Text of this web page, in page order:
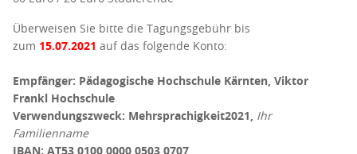
Überweisen Sie bitte die Tagungsgebühr bis
zum 15.07.2021 auf das folgende Konto:
Empfänger: Pädagogische Hochschule Kärnten, Viktor
Frankl Hochschule
Verwendungszweck: Mehrsprachigkeit2021, Ihr
Familienname
IBAN: AT53 0100 0000 0503 0707